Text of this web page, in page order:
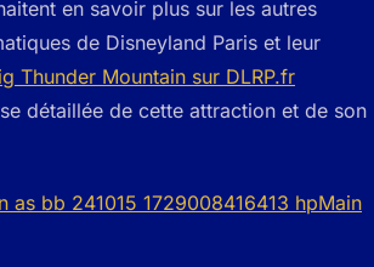
en savoir plus sur les autres
de Disneyland Paris et leur
Thunder Mountain sur DLRP.fr
détaillée de cette attraction et de son